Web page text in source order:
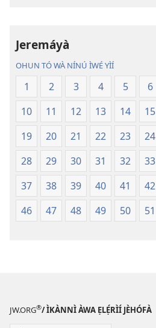
Jeremáyà
OHUN TÓ WÀ NÍNÚ ÌWÉ YÌÍ
1 2 3 4 5 6
10
11 12 13 14 15
19
20 21 22 23 24
28
29 30 31 32 33
37
38 39 40 41 42
46
47 48 49 50 51
JW.ORG®/ ÌKÀNNÌ ÀWA ẸLẸ́RÌÍ JÈHÓFÀ